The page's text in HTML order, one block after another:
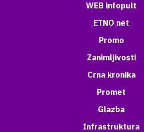
WEB infopult
ETNO net
Promo
Zanimljivosti
Crna kronika
Promet
Glazba
Infrastruktura